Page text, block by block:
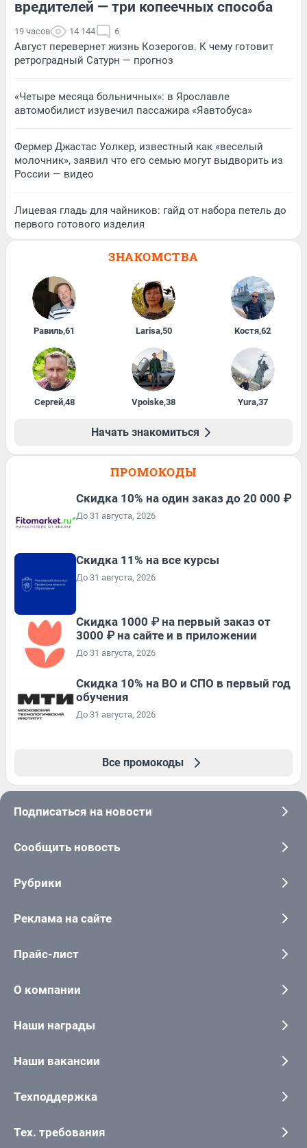
вредителей — три копеечных способа
19 часов 14 144 6
Август перевернет жизнь Козерогов. К чему готовит
ретроградный Сатурн — прогноз
«Четыре месяца больничных»: в Ярославле
автомобилист изувечил пассажира «Яавтобуса»
Фермер Джастас Уолкер, известный как «веселый
молочник», заявил что его семью могут выдворить из
России — видео
Лицевая гладь для чайников: гайд от набора петель до
первого готового изделия
ЗНАКОМСТВА
Равиль,61 Larisa,50 Костя,62
Сергей,48 Vpoiske,38 Yura,37
Начать знакомиться
ПРОМОКОДЫ
Скидка 10% на один заказ до 20 000 ₽
До 31 августа, 2026
Скидка 11% на все курсы
До 31 августа, 2026
Скидка 1000 ₽ на первый заказ от
3000 ₽ на сайте и в приложении
До 31 августа, 2026
Скидка 10% на ВО и СПО в первый год
обучения
До 31 августа, 2026
Все промокоды
Подписаться на новости
Сообщить новость
Рубрики
Реклама на сайте
Прайс-лист
О компании
Наши награды
Наши вакансии
Техподдержка
Тех. требования